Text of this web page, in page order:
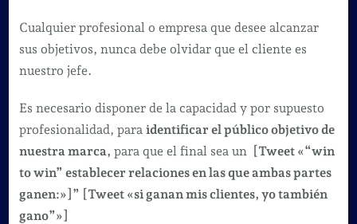
para
tu
Cualquier profesional o empresa que desee alcanzar
sus objetivos, nunca debe olvidar que el cliente es
nuestro jefe.
Es necesario disponer de la capacidad y por supuesto
profesionalidad, para identificar el público objetivo de
nuestra marca, para que el final sea un [Tweet «“win
to win” establecer relaciones en las que ambas partes
ganen:»]” [Tweet «si ganan mis clientes, yo también
gano”»]